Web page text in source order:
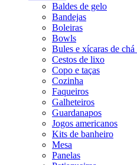
Baldes de gelo
Bandejas
Boleiras
Bowls
Bules e xícaras de chá
Cestos de lixo
Copo e taças
Cozinha
Faqueiros
Galheteiros
Guardanapos
Jogos americanos
Kits de banheiro
Mesa
Panelas